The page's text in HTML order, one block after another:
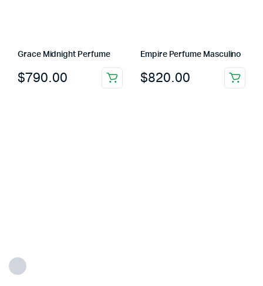
Grace Midnight Perfume
$790.00
Empire Perfume Masculino
$820.00